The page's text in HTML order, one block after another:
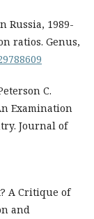
Russia, 1989-
ratios. Genus,
C.
Examination
Journal of
A Critique of
and